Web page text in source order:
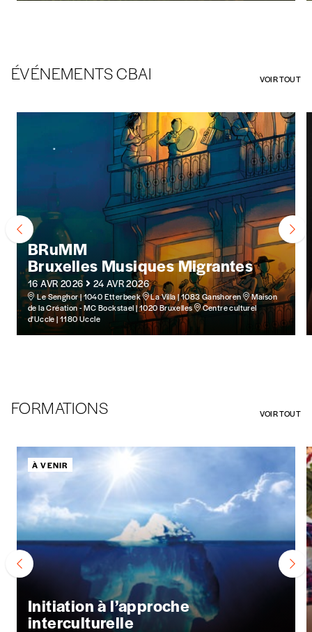
ÉVÉNEMENTS CBAI VOIR TOUT
BRuMM
Bruxelles Musiques Migrantes
16 AVR 2026 24 AVR 2026
Le Senghor | 1040 Etterbeek La Villa | 1083 Ganshoren
Maison
de la Création - MC Bockstael | 1020 Bruxelles Centre culturel
d'Uccle | 1180 Uccle
FORMATIONS VOIR TOUT
À VENIR
Initiation à l’approche
interculturelle